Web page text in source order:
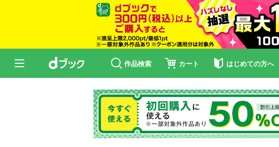
作品検索 カート はじめての方へ